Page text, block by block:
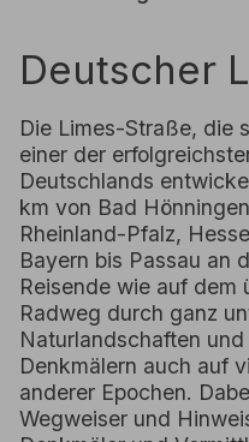
Deutscher
Die Limes-Straße, die
einer der
Deutschlands
km von Bad
Rheinland-Pfalz,
Bayern bis Passau an
Reisende wie auf dem
Radweg durch ganz
Naturlandschaften
Denkmälern auch auf
anderer Epochen.
Wegweiser und